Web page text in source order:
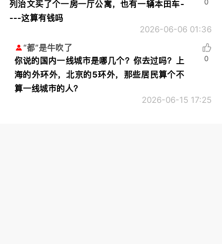
列治文买了个一房一厅公寓，也有一辆本田车-
---这算有钱吗
2026-06-06 01:36
0
“都”是牛吹了
你说的国内一线城市是哪几个？你去过吗？上
海的外环外，北京的5环外，那些居民算个不
算一线城市的人？
2026-06-15 17:25
0